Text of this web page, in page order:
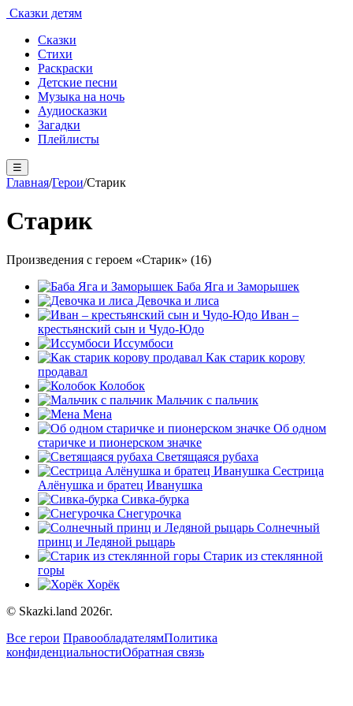
Сказки детям
Сказки
Стихи
Раскраски
Детские песни
Музыка на ночь
Аудиосказки
Загадки
Плейлисты
☰
Главная/Герои/Старик
Старик
Произведения с героем «Старик» (16)
Баба Яга и Заморышек
Девочка и лиса
Иван –
крестьянский сын и Чудо-Юдо
Иссумбоси
Как старик корову
продавал
Колобок
Мальчик с пальчик
Мена
Об одном
старичке и пионерском значке
Светящаяся рубаха
Сестрица
Алёнушка и братец Иванушка
Сивка-бурка
Снегурочка
Солнечный
принц и Ледяной рыцарь
Старик из стеклянной
горы
Хорёк
© Skazki.land 2026г.
Все герои ПравообладателямПолитика
конфиденциальностиОбратная связь